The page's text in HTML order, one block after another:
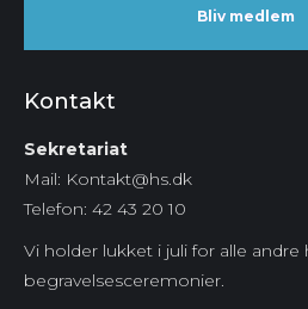
Bliv medlem
Kontakt
Sekretariat
Mail: Kontakt@hs.dk
Telefon: 42 43 20 10
Vi holder lukket i juli for alle andre
begravelsesceremonier.